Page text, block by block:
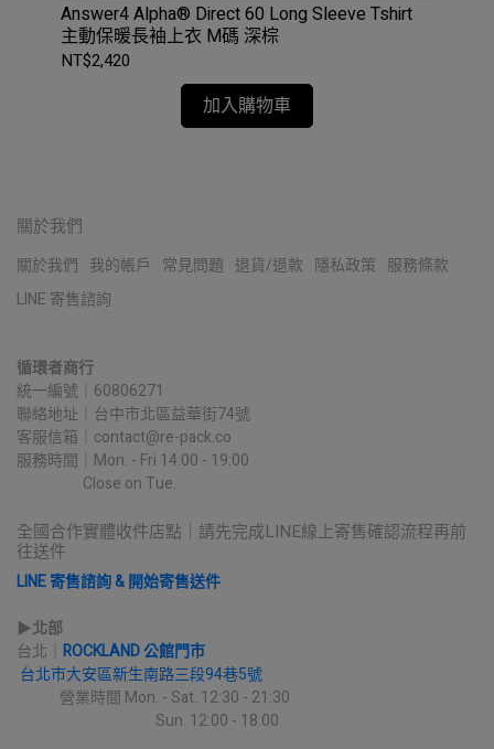
Answer4 Alpha® Direct 60 Long Sleeve Tshirt
主動保暖長袖上衣 M碼 深棕
NT$2,420
加入購物車
關於我們
關於我們 我的帳戶 常見問題 退貨/退款 隱私政策 服務條款
LINE 寄售諮詢
循環者商行
統一編號｜60806271
聯絡地址｜台中市北區益華街74號
客服信箱｜contact@re-pack.co
服務時間｜Mon. - Fri 14:00 - 19:00
Close on Tue.
全國合作實體收件店點｜請先完成LINE線上寄售確認流程再前
往送件
LINE 寄售諮詢 & 開始寄售送件
▶︎北部
台北｜ ROCKLAND 公館門市
台北市大安區新生南路三段94巷5號
營業時間 Mon. - Sat. 12:30 - 21:30
Sun. 12:00 - 18:00